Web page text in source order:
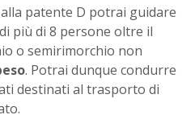
patente D potrai guidare
più di 8 persone oltre il
o semirimorchio non
. Potrai dunque condurre
destinati al trasporto di